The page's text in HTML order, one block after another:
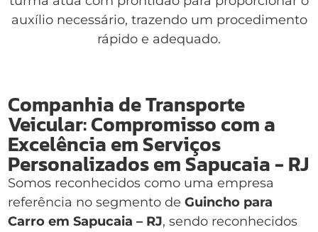
auxílio necessário, trazendo um procedimento
rápido e adequado.
Companhia de Transporte
Veicular: Compromisso com a
Excelência em Serviços
Personalizados em Sapucaia - RJ
Somos reconhecidos como uma empresa
referência no segmento de Guincho para
Carro em Sapucaia – RJ, sendo reconhecidos